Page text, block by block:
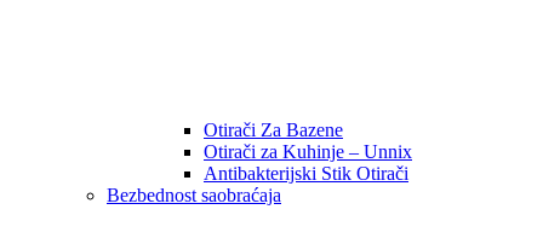
Otirači Za Bazene
Otirači za Kuhinje – Unnix
Antibakterijski Stik Otirači
Bezbednost saobraćaja